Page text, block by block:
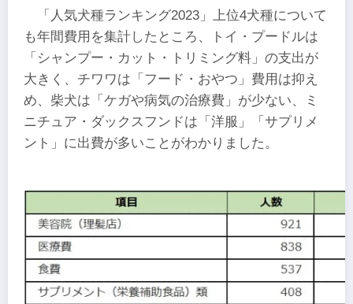
「人気犬種ランキング2023」上位4犬種について
も年間費用を集計したところ、トイ・プードルは
「シャンプー・カット・トリミング料」の支出が
大きく、チワワは「フード・おやつ」費用は抑え
め、柴犬は「ケガや病気の治療費」が少ない、ミ
ニチュア・ダックスフンドは「洋服」「サプリメ
ント」に出費が多いことがわかりました。